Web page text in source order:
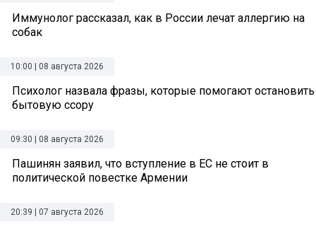
Иммунолог рассказал, как в России лечат аллергию на
собак
10:00 | 08 августа 2026
Психолог назвала фразы, которые помогают остановить
бытовую ссору
09:30 | 08 августа 2026
Пашинян заявил, что вступление в ЕС не стоит в
политической повестке Армении
20:39 | 07 августа 2026